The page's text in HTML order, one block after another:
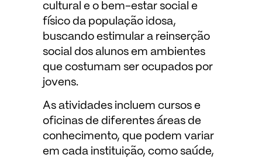
cultural e o bem-estar social e
físico da população idosa,
buscando estimular a reinserção
social dos alunos em ambientes
que costumam ser ocupados por
jovens.
As atividades incluem cursos e
oficinas de diferentes áreas de
conhecimento, que podem variar
em cada instituição, como saúde,